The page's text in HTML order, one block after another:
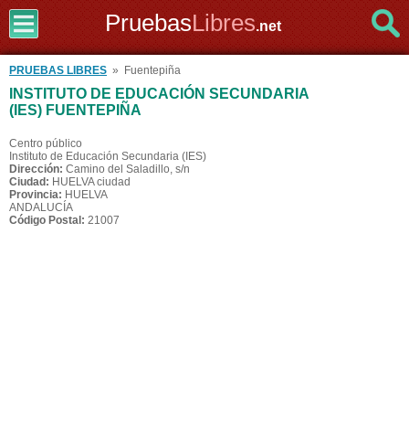
PruebasLibres.net
PRUEBAS LIBRES » Fuentepiña
INSTITUTO DE EDUCACIÓN SECUNDARIA
(IES) FUENTEPIÑA
Centro público
Instituto de Educación Secundaria (IES)
Dirección: Camino del Saladillo, s/n
Ciudad: HUELVA ciudad
Provincia: HUELVA
ANDALUCÍA
Código Postal: 21007